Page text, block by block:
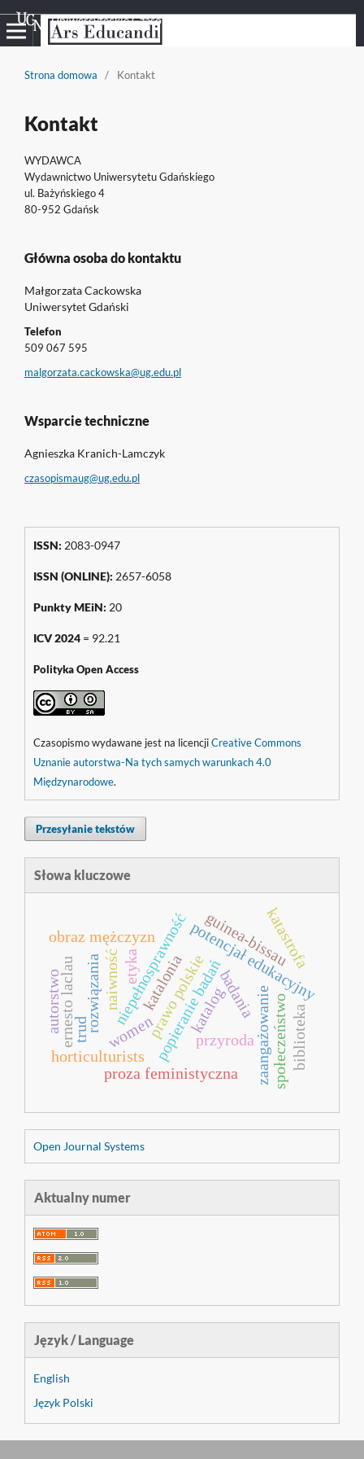
Uniwersyteckie Czasopisma Naukowe
Strona domowa / Kontakt
Kontakt
WYDAWCA
Wydawnictwo Uniwersytetu Gdańskiego
ul. Bażyńskiego 4
80-952 Gdańsk
Główna osoba do kontaktu
Małgorzata Cackowska
Uniwersytet Gdański
Telefon
509 067 595
malgorzata.cackowska@ug.edu.pl
Wsparcie techniczne
Agnieszka Kranich-Lamczyk
czasopismaug@ug.edu.pl
ISSN: 2083-0947
ISSN (ONLINE): 2657-6058
Punkty MEiN: 20
ICV 2024= 92.21
Polityka Open Access
Czasopismo wydawane jest na licencjiCreative Commons
Uznanie autorstwa-Na tych samych warunkach 4.0
Międzynarodowe.
Przesyłanie tekstów
Słowa kluczowe
popieranie badań
niepełnosprawnośćpotencjał edukacyjny
proza feministyczna
obraz mężczyzn
naiwność badaniazaangażowanie
p
r
a
w
o
p
o
l
s
k
i
e
women
horticulturists
guinea-bissau
rozwiązania
trud społeczeństwo
katalog biblioteka
katalonia
ernesto laclau przyroda
katastrofa
autorstwo
etyka
Open Journal Systems
Aktualny numer
Język / Language
English
Język Polski